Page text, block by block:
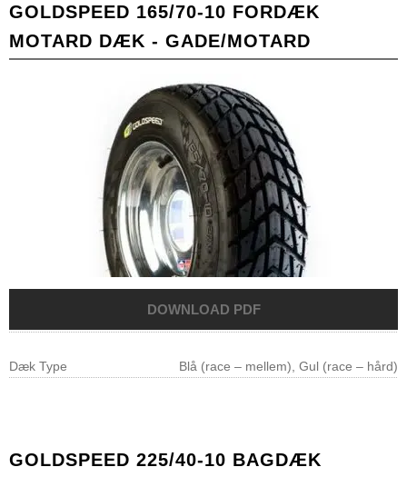
GOLDSPEED 165/70-10 FORDÆK
MOTARD DÆK - GADE/MOTARD
Dæk Type Blå (race – mellem), Gul (race – hård)
GOLDSPEED 225/40-10 BAGDÆK